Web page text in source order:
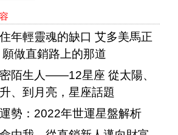
輕靈魂的缺口 艾多美馬正
育 願做直銷路上的那道
陌生人——12星座 從太陽、
升、到月亮，星座話題
勢：2022年世運星盤解析